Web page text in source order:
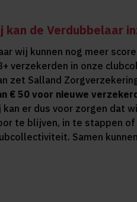
kan de Verdubbelaar
wij kunnen nog meer
verzekerden in onze
zet Salland
€ 50 voor nieuwe
kan er dus voor zorgen dat
te blijven, in te stappen
Samen